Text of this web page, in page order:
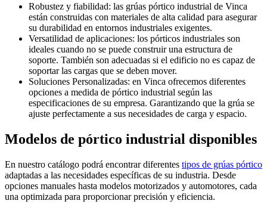
Robustez y fiabilidad: las grúas pórtico industrial de Vinca
están construidas con materiales de alta calidad para asegurar
su durabilidad en entornos industriales exigentes.
Versatilidad de aplicaciones: los pórticos industriales son
ideales cuando no se puede construir una estructura de
soporte. También son adecuadas si el edificio no es capaz de
soportar las cargas que se deben mover.
Soluciones Personalizadas: en Vinca ofrecemos diferentes
opciones a medida de pórtico industrial según las
especificaciones de su empresa. Garantizando que la grúa se
ajuste perfectamente a sus necesidades de carga y espacio.
Modelos de pórtico industrial disponibles
En nuestro catálogo podrá encontrar diferentes tipos de grúas pórtico
adaptadas a las necesidades específicas de su industria. Desde
opciones manuales hasta modelos motorizados y automotores, cada
una optimizada para proporcionar precisión y eficiencia.